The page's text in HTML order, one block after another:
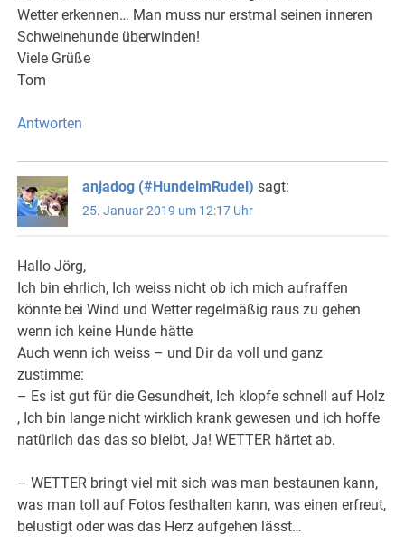
Wetter erkennen… Man muss nur erstmal seinen inneren
Schweinehunde überwinden!
Viele Grüße
Tom
Antworten
anjadog (#HundeimRudel) sagt:
25. Januar 2019 um 12:17 Uhr
Hallo Jörg,
Ich bin ehrlich, Ich weiss nicht ob ich mich aufraffen
könnte bei Wind und Wetter regelmäßig raus zu gehen
wenn ich keine Hunde hätte
Auch wenn ich weiss – und Dir da voll und ganz
zustimme:
– Es ist gut für die Gesundheit, Ich klopfe schnell auf Holz
, Ich bin lange nicht wirklich krank gewesen und ich hoffe
natürlich das das so bleibt, Ja! WETTER härtet ab.
– WETTER bringt viel mit sich was man bestaunen kann,
was man toll auf Fotos festhalten kann, was einen erfreut,
belustigt oder was das Herz aufgehen lässt…